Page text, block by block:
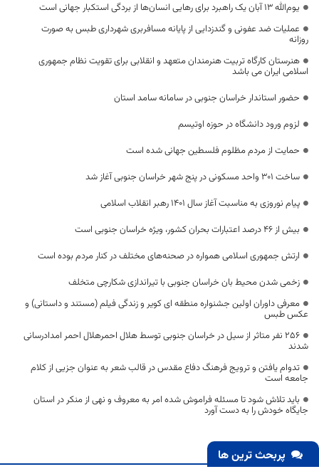
یوم‌الله 13 آبان یک راهبرد برای رهایی انسان‌ها از بردگی استکبار جهانی است
عملیات ضد عفونی و گندزدایی از پایانه مسافربری شهرداری طبس به صورت
روزانه
هنرستان کارگاه تربیت هنرمندان متعهد و انقلابی برای تقویت نظام جمهوری
اسلامی ایران می باشد
حضور استاندار خراسان جنوبی در سامانه سامد استان
لزوم ورود دانشگاه در حوزه اوتیسم
حمایت از مردم مظلوم فلسطین جهانی شده‌ است
ساخت ۳۰۱ واحد مسکونی در پنج شهر خراسان جنوبی آغاز شد
پیام نوروزی به مناسبت آغاز سال ۱۴۰۱ رهبر انقلاب اسلامی
بیش از ۴۶ درصد اعتبارات بحران کشور، ویژه خراسان جنوبی است
ارتش جمهوری اسلامی همواره در صحنه‌های مختلف در کنار مردم بوده است
زخمی شدن محیط بان خراسان جنوبی با تیراندازی شکارچی متخلف
معرفی داوران اولین جشنواره منطقه ای کویر و زندگی فیلم (مستند و داستانی) و
عکس طبس
۲۵۶ نفر متاثر از سیل در خراسان جنوبی توسط هلال احمرهلال احمر امدادرسانی
شدند
تدوام یافتن و ترویج فرهنگ دفاع مقدس در قالب شعر به عنوان جزیی از کلام
جامعه است
باید تلاش شود تا مسئله فراموش شده امر به معروف و نهی از منکر در استان
جایگاه خودش را به دست آورد
پربحث ترین ها